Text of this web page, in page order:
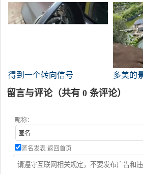
好。
哦。
得到一个转向信号 多美的
留言与评论（共有 0 条评论）
昵称：
匿名发表 返回首页